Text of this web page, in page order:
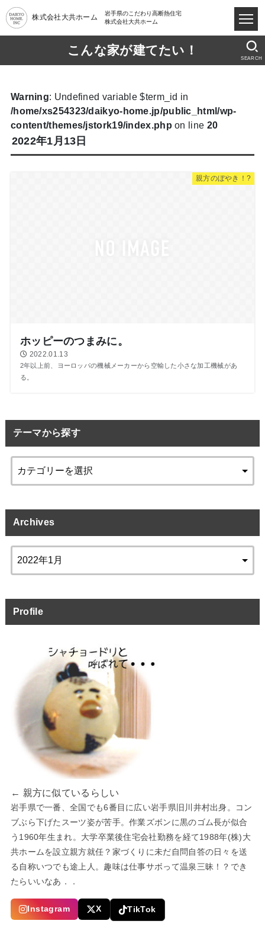
株式会社大共ホーム
岩手県のこだわり高断熱住宅
株式会社大共ホーム
こんな家が建てたい！
SEARCH
Warning: Undefined variable $term_id in
/home/xs254323/daikyo-home.jp/public_html/wp-
content/themes/jstork19/index.php on line 20
2022年1月13日
親方のぼやき！?
ホッピーのつまみに。
2022.01.13
2年以上前、ヨーロッパの機械メーカーから空輸した小さな加工機械があ
る。
テーマから探す
Archives
Profile
← 親方に似ているらしい
岩手県で一番、全国でも6番目に広い岩手県旧川井村出身。コン
ブぶら下げたスーツ姿が苦手。作業ズボンに黒のゴム長が似合
う1960年生まれ。大学卒業後住宅会社勤務を経て1988年(株)大
共ホームを設立親方就任？家づくりに未だ自問自答の日々を送
る自称いつでも途上人。趣味は仕事サボって温泉三昧！？でき
たらいいなあ．．
Instagram X TikTok